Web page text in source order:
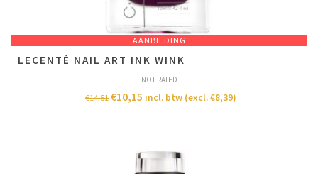
AANBIEDING
LECENTÉ NAIL ART INK WINK
NOT RATED
€14,51 €10,15 incl. btw (excl.€8,39)